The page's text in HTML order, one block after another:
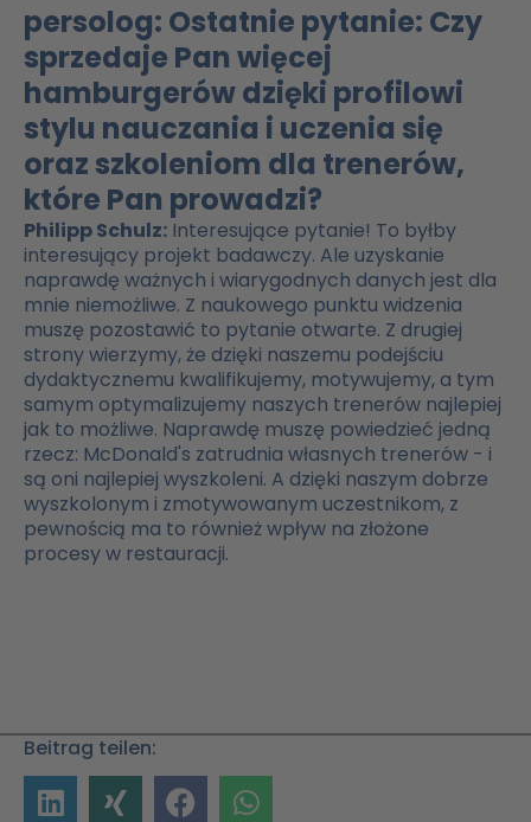
persolog: Ostatnie pytanie: Czy
sprzedaje Pan więcej
hamburgerów dzięki profilowi
stylu nauczania i uczenia się
oraz szkoleniom dla trenerów,
które Pan prowadzi?
Philipp Schulz: Interesujące pytanie! To byłby
interesujący projekt badawczy. Ale uzyskanie
naprawdę ważnych i wiarygodnych danych jest dla
mnie niemożliwe. Z naukowego punktu widzenia
muszę pozostawić to pytanie otwarte. Z drugiej
strony wierzymy, że dzięki naszemu podejściu
dydaktycznemu kwalifikujemy, motywujemy, a tym
samym optymalizujemy naszych trenerów najlepiej
jak to możliwe. Naprawdę muszę powiedzieć jedną
rzecz: McDonald's zatrudnia własnych trenerów - i
są oni najlepiej wyszkoleni. A dzięki naszym dobrze
wyszkolonym i zmotywowanym uczestnikom, z
pewnością ma to również wpływ na złożone
procesy w restauracji.
Beitrag teilen: